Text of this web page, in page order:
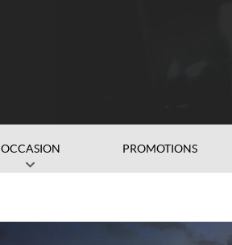
OCCASION PROMOTIONS